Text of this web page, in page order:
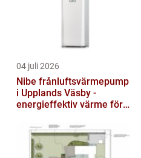
04 juli 2026
Nibe frånluftsvärmepump
i Upplands Väsby -
energieffektiv värme för